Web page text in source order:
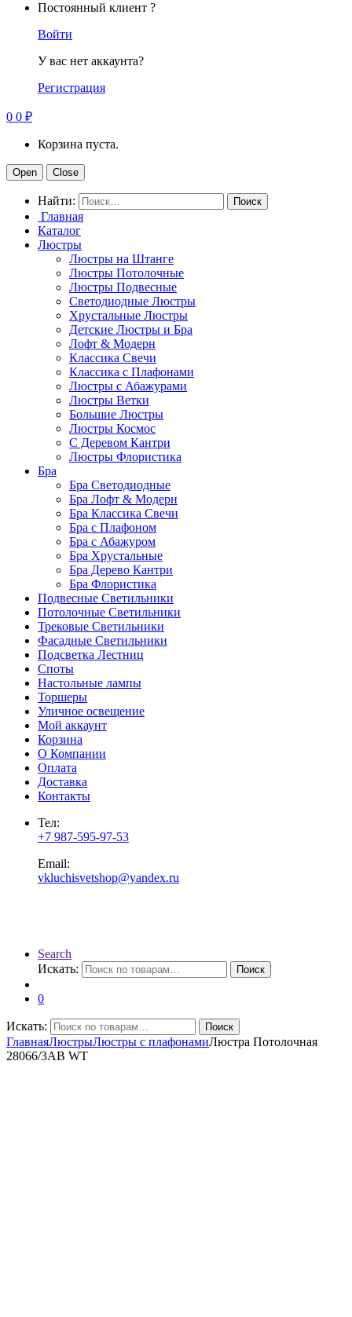
Постоянный клиент ?
Войти
У вас нет аккаунта?
Регистрация
0 0 ₽
Корзина пуста.
Open Close
Найти:
Главная
Каталог
Люстры
Люстры на Штанге
Люстры Потолочные
Люстры Подвесные
Светодиодные Люстры
Хрустальные Люстры
Детские Люстры и Бра
Лофт & Модерн
Классика Свечи
Классика с Плафонами
Люстры с Абажурами
Люстры Ветки
Большие Люстры
Люстры Космос
С Деревом Кантри
Люстры Флористика
Бра
Бра Светодиодные
Бра Лофт & Модерн
Бра Классика Свечи
Бра с Плафоном
Бра с Абажуром
Бра Хрустальные
Бра Дерево Кантри
Бра Флористика
Подвесные Светильники
Потолочные Светильники
Трековые Светильники
Фасадные Светильники
Подсветка Лестниц
Споты
Настольные лампы
Торшеры
Уличное освещение
Мой аккаунт
Корзина
О Компании
Оплата
Доставка
Контакты
Тел:
+7 987-595-97-53
Email:
vkluchisvetshop@yandex.ru
Search
Искать:
Поиск
0
Искать: Поиск
ГлавнаяЛюстрыЛюстры с плафонамиЛюстра Потолочная
28066/3AB WT